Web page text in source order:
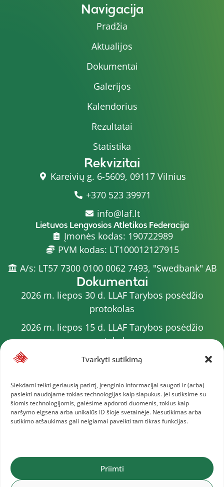
Tvarkyti sutikimą
Siekdami teikti geriausią patirtį, įrenginio informacijai saugoti ir (arba)
pasiekti naudojame tokias technologijas kaip slapukus. Jei sutiksime su
šiomis technologijomis, galėsime apdoroti duomenis, tokius kaip
naršymo elgsena arba unikalūs ID šioje svetainėje. Nesutikimas arba
sutikimo atšaukimas gali neigiamai paveikti tam tikras funkcijas.
Priimti
Navigacija
Pradžia
Aktualijos
Dokumentai
Galerijos
Kalendorius
Rezultatai
Statistika
Rekvizitai
Kareivių g. 6-5609, 09117 Vilnius
+370 523 39971
info@laf.lt
Lietuvos Lengvosios Atletikos Federacija
Įmonės kodas: 190722989
PVM kodas: LT100012127915
A/s: LT57 7300 0100 0062 7493, "Swedbank" AB
Dokumentai
2026 m. liepos 30 d. LLAF Tarybos posėdžio
protokolas
2026 m. liepos 15 d. LLAF Tarybos posėdžio
protokolas
2026 m. liepos 20 d. LLAF VK posėdžio protokolas
2026 m. varžybų kalendorius
2026 m. liepos 4 d. LLAF Tarybos posėdžio
protokolas
Lietuvos lengvosios atletikos federacija © 2025